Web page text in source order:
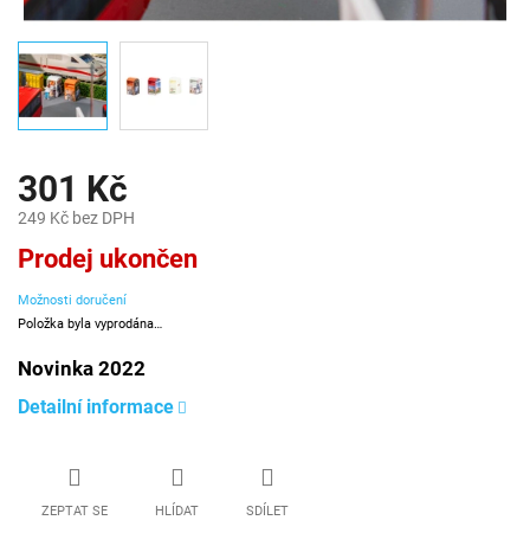
301 Kč
249 Kč bez DPH
Měrná
cena:
Prodej ukončen
Možnosti doručení
Položka byla vyprodána…
Novinka 2022
Detailní informace
ZEPTAT SE HLÍDAT SDÍLET